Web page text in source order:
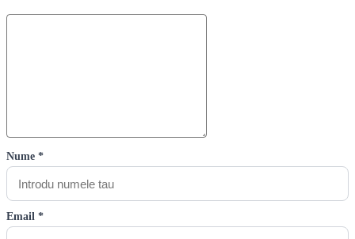
Nume *
Email *